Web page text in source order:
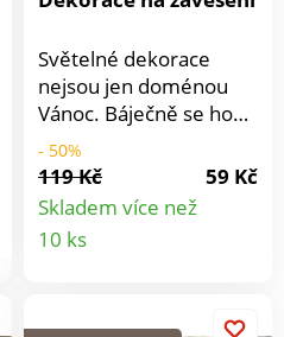
Světelné dekorace
nejsou jen doménou
Vánoc. Báječně se hodí
i na Velikonoce a v jiná
roční období. LED
dekoraci stačí pouze
zavěsit do okna, na zeď
nebo jen tak postavit na
- 50%
119 Kč
59 Kč
Skladem více než
10 ks